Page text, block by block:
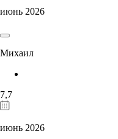
июнь 2026
Михаил
7,7
июнь 2026